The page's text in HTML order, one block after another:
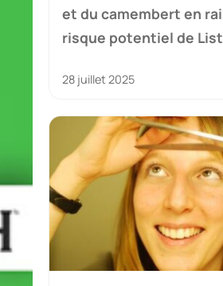
et du camembert en
risque potentiel de
28 juillet 2025